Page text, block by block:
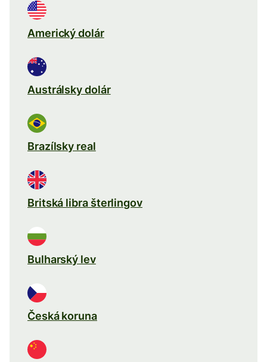
Americký dolár
Austrálsky dolár
Brazílsky real
Britská libra šterlingov
Bulharský lev
Česká koruna